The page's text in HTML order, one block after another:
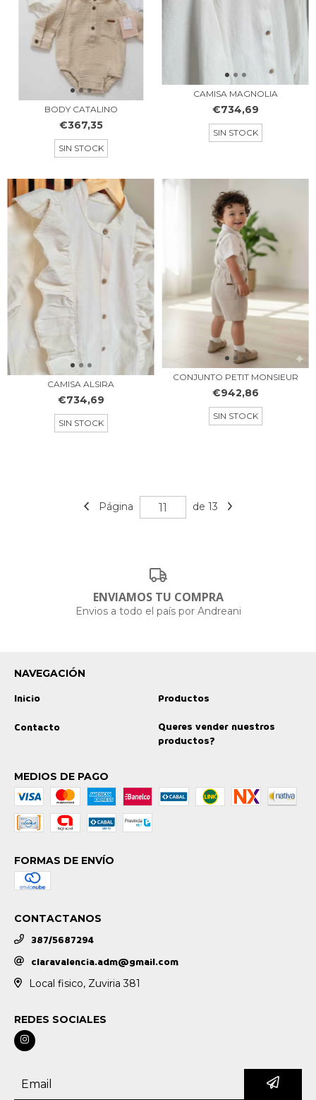
BODY CATALINO
€367,35
SIN STOCK
CAMISA MAGNOLIA
€734,69
SIN STOCK
CAMISA ALSIRA
€734,69
SIN STOCK
CONJUNTO PETIT MONSIEUR
€942,86
SIN STOCK
Página de 13
ENVIAMOS TU COMPRA
Envios a todo el país por Andreani
NAVEGACIÓN
Inicio Productos
Contacto
Queres vender nuestros
productos?
MEDIOS DE PAGO
FORMAS DE ENVÍO
CONTACTANOS
387/5687294
claravalencia.adm@gmail.com
Local fisico, Zuviria 381
REDES SOCIALES